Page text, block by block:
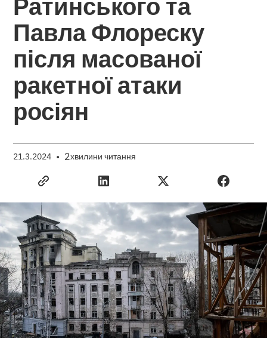
Павла Флореску
після масованої
ракетної атаки
росіян
21.3.2024 • 2хвилини читання